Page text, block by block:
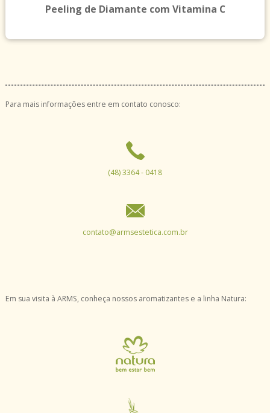
Peeling de Diamante com Vitamina C
Para mais informações entre em contato conosco:
(48) 3364 - 0418
contato@armsestetica.com.br
Em sua visita à ARMS, conheça nossos aromatizantes e a linha Natura: